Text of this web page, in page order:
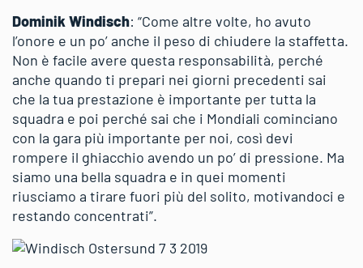
Dominik Windisch: “Come altre volte, ho avuto
l’onore e un po’ anche il peso di chiudere la staffetta.
Non è facile avere questa responsabilità, perché
anche quando ti prepari nei giorni precedenti sai
che la tua prestazione è importante per tutta la
squadra e poi perché sai che i Mondiali cominciano
con la gara più importante per noi, così devi
rompere il ghiacchio avendo un po’ di pressione. Ma
siamo una bella squadra e in quei momenti
riusciamo a tirare fuori più del solito, motivandoci e
restando concentrati”.